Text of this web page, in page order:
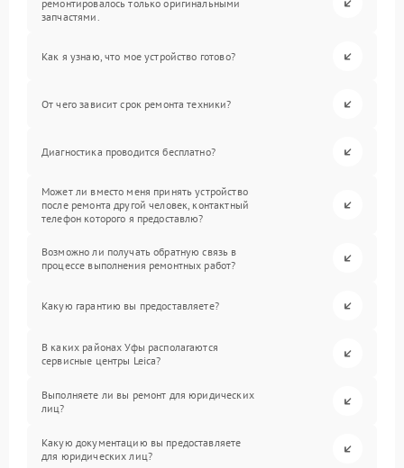
ремонтировалось только оригинальными
запчастями.
Как я узнаю, что мое устройство готово?
От чего зависит срок ремонта техники?
Диагностика проводится бесплатно?
Может ли вместо меня принять устройство
после ремонта другой человек, контактный
телефон которого я предоставлю?
Возможно ли получать обратную связь в
процессе выполнения ремонтных работ?
Какую гарантию вы предоставляете?
В каких районах Уфы располагаются
сервисные центры Leica?
Выполняете ли вы ремонт для юридических
лиц?
Какую документацию вы предоставляете
для юридических лиц?